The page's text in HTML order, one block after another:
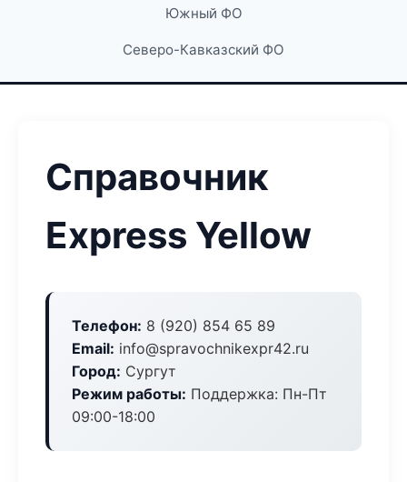
Южный ФО
Северо-Кавказский ФО
Справочник
Express Yellow
Телефон: 8 (920) 854 65 89
Email: info@spravochnikexpr42.ru
Город: Сургут
Режим работы: Поддержка: Пн-Пт
09:00-18:00